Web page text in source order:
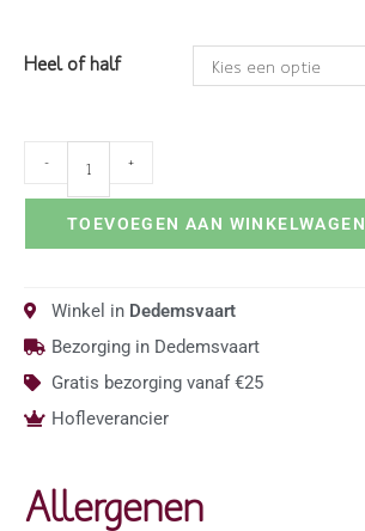
Heel of half Kies een optie
- +
TOEVOEGEN AAN WINKELWAGEN
Winkel in Dedemsvaart
Bezorging in Dedemsvaart
Gratis bezorging vanaf €25
Hofleverancier
Allergenen